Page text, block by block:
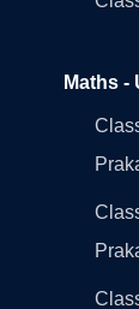
Maths -